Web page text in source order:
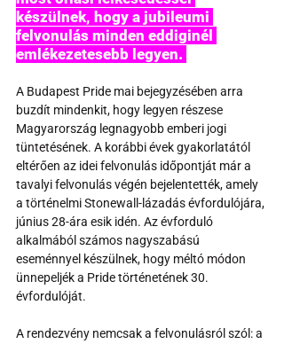
készülnek, hogy a jubileumi
felvonulás minden eddiginél
emlékezetesebb legyen.
A Budapest Pride mai bejegyzésében arra
buzdít mindenkit, hogy legyen részese
Magyarország legnagyobb emberi jogi
tüntetésének. A korábbi évek gyakorlatától
eltérően az idei felvonulás időpontját már a
tavalyi felvonulás végén bejelentették, amely
a történelmi Stonewall-lázadás évfordulójára,
június 28-ára esik idén. Az évforduló
alkalmából számos nagyszabású
eseménnyel készülnek, hogy méltó módon
ünnepeljék a Pride történetének 30.
évfordulóját.
A rendezvény nemcsak a felvonulásról szól: a